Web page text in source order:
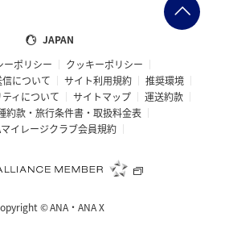
JAPAN
ーポリシー
クッキーポリシー
について
サイト利用規約
推奨環境
ィについて
サイトマップ
運送約款
約款・旅行条件書・取扱料金表
イレージクラブ会員規約
©ANA・ANA X